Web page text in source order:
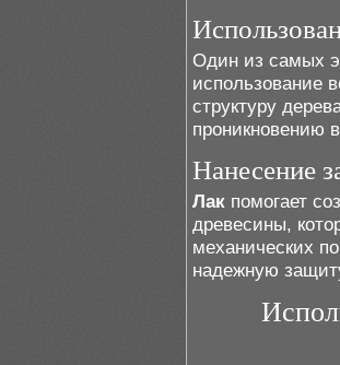
Один из самых
использование
структуру
проникновению
Нанесение
Лак помогает
древесины,
механических
надежную